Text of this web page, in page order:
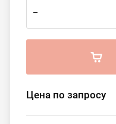
–
Цена по запросу